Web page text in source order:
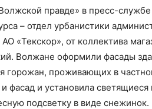
правде» в пресс-
– отдел урбанистики
«Teкскор», от коллектива
Волжане оформили фасады
горожан, проживающих в
фасад и установила
подсветку в виде снежинок.